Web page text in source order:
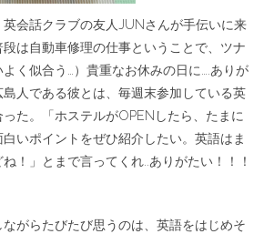
英会話クラブの友人JUNさんが手伝いに来
は自動車修理の仕事ということで、ツナ
く似合う…）貴重なお休みの日に….ありが
人である彼とは、毎週末参加している英
た。「ホステルがOPENしたら、たまに
いポイントをぜひ紹介したい。英語はま
！」とまで言ってくれ..ありがたい！！！
がらたびたび思うのは、英語をはじめそ